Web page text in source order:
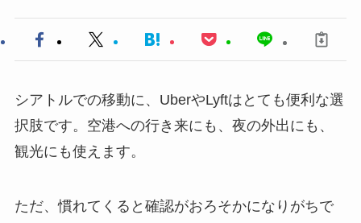
シアトルでの移動に、UberやLyftはとても便利な選
択肢です。空港への行き来にも、夜の外出にも、
観光にも使えます。
ただ、慣れてくると確認がおろそかになりがちで